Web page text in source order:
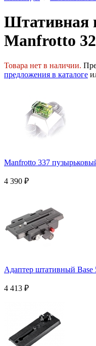
Штативная
Manfrotto
Товара нет в наличии.
предложения в каталоге
Manfrotto 337
4 390 ₽
Адаптер штативный Base
4 413 ₽